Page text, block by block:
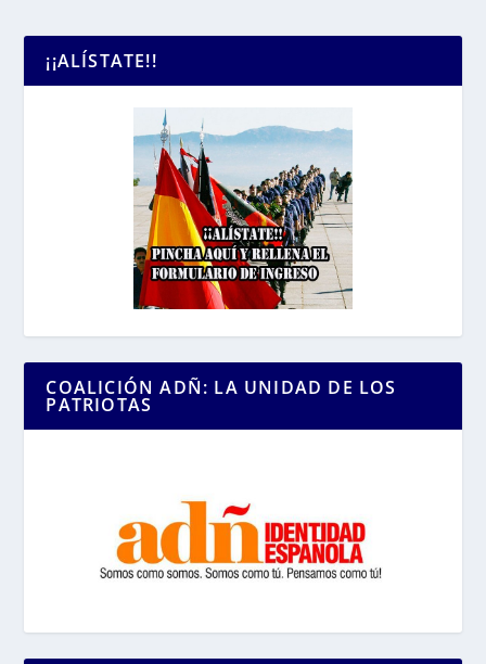
¡¡ALÍSTATE!!
COALICIÓN ADÑ: LA UNIDAD DE LOS
PATRIOTAS